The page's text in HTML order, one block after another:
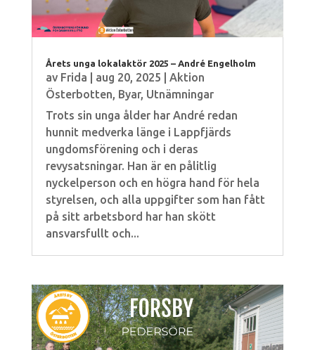
Årets unga lokalaktör 2025 – André Engelholm
av Frida aug 20, 2025
Aktion
Österbotten, Byar, Utnämningar
Trots sin unga ålder har André redan
hunnit medverka länge i Lappfjärds
ungdomsförening och i deras
revysatsningar. Han är en pålitlig
nyckelperson och en högra hand för hela
styrelsen, och alla uppgifter som han fått
på sitt arbetsbord har han skött
ansvarsfullt och...